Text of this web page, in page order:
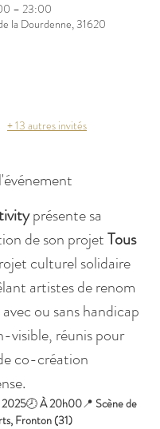
– 23:00
la Dourdenne, 31620
+ 13 autres invités
présente sa
de son projet Tous
culturel solidaire
artistes de renom
ou sans handicap
visible, réunis pour
co-création
2025🕗 À 20h00📍 Scène de
Fronton (31)